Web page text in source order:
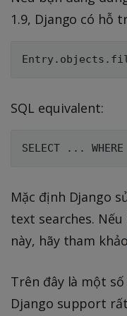
1.9, Django có hỗ
Entry. objects .
SQL equivalent:
SELECT . . .
Mặc định Django
text searches.
này, hãy tham khảo
Trên đây là một
Django support